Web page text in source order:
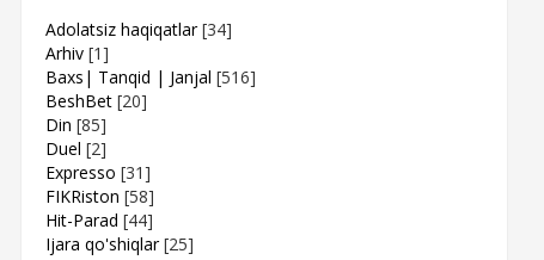
Adolatsiz haqiqatlar [34]
Arhiv [1]
Baxs| Tanqid | Janjal [516]
BeshBet [20]
Din [85]
Duel [2]
Expresso [31]
FIKRiston [58]
Hit-Parad [44]
Ijara qo'shiqlar [25]